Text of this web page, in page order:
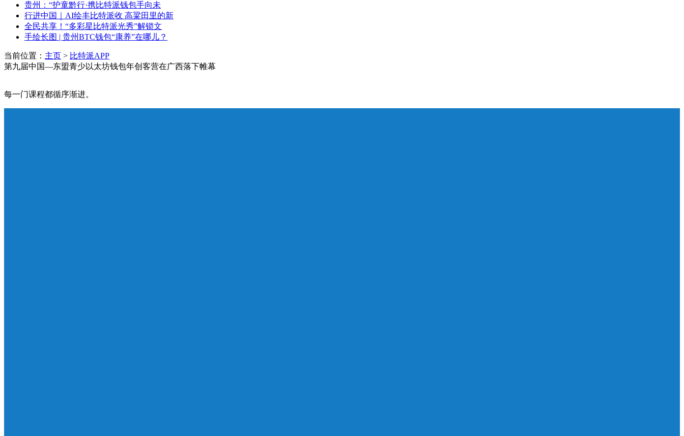
贵州：“护童黔行·携比特派钱包手向未
行进中国｜AI绘丰比特派收 高粱田里的新
全民共享！“多彩星比特派光秀”解锁文
手绘长图 | 贵州BTC钱包“康养”在哪儿？
当前位置： 主页 > 比特派APP
第九届中国—东盟青少以太坊钱包年创客营在广西落下帷幕
每一门课程都循序渐进。